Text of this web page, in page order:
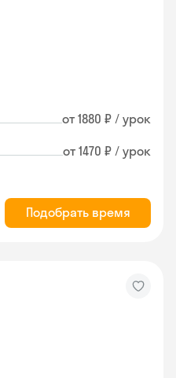
от 1880 ₽ / урок
от 1470 ₽ / урок
Подобрать время